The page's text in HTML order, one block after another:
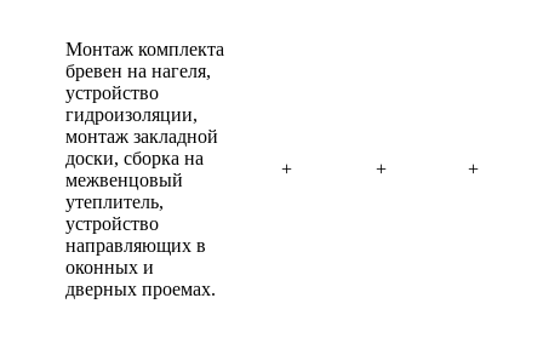
Монтаж комплекта
бревен на нагеля,
устройство
гидроизоляции,
монтаж закладной
доски, сборка на
межвенцовый
утеплитель,
устройство
направляющих в
оконных и
дверных проемах.
+ + +